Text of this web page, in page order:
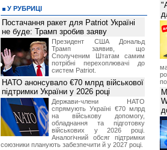
У РУБРИЦІ
Постачання ракет для Patriot Україні
не буде: Трамп зробив заяву
Президент США Дональд
Трамп заявив, що
Сполученим Штатам самим
потрібні перехоплювачі до
систем Patriot.
НАТО анонсувало €70 млрд військової
підтримки України у 2026 році
Держави-члени НАТО
спрямують Україні €70 млрд
на військову допомогу,
обладнання та підготовку
військових у 2026 році.
Аналогічний обсяг підтримки
союзники планують забезпечити й у 2027 році.